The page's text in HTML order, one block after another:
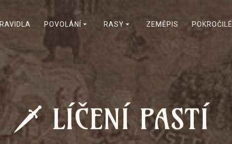
POVOLÁNÍ RASY ZEMĚPIS POKROČILÉ
🗡 LÍČENÍ PASTÍ